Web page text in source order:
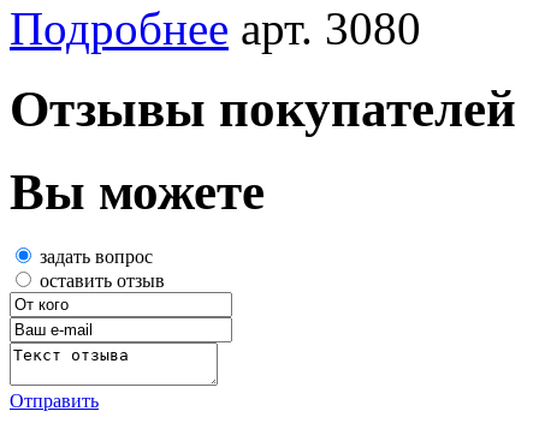
Подробнее арт. 3080
Отзывы покупателей
Вы можете
задать вопрос
оставить отзыв
Отправить